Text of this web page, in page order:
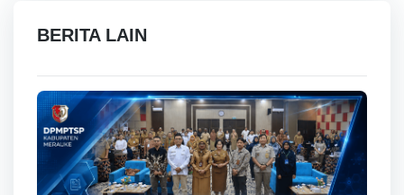
BERITA LAIN